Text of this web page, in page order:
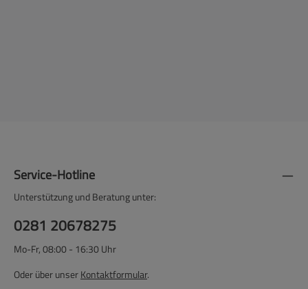
Service-Hotline
Unterstützung und Beratung unter:
0281 20678275
Mo-Fr, 08:00 - 16:30 Uhr
Oder über unserKontaktformular.